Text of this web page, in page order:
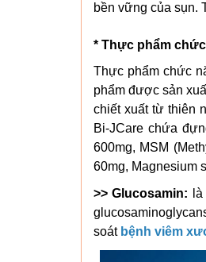
bền vững của sụn.
* Thực phẩm
Thực phẩm chức
phẩm được sản
chiết xuất từ thiên
Bi-JCare chứa
600mg, MSM
60mg, Magnesium
>> Glucosamin:
soát bệnh viêm